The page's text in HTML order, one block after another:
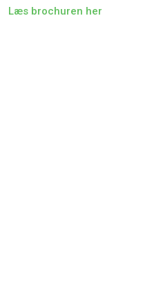
Læs brochuren her